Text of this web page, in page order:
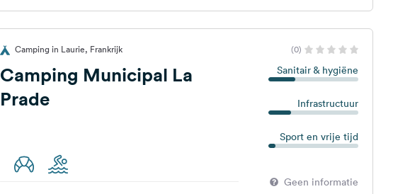
Camping in Laurie, Frankrijk (0)
Camping Municipal La
Prade
Sanitair & hygiëne
Infrastructuur
Sport en vrije tijd
Geen informatie